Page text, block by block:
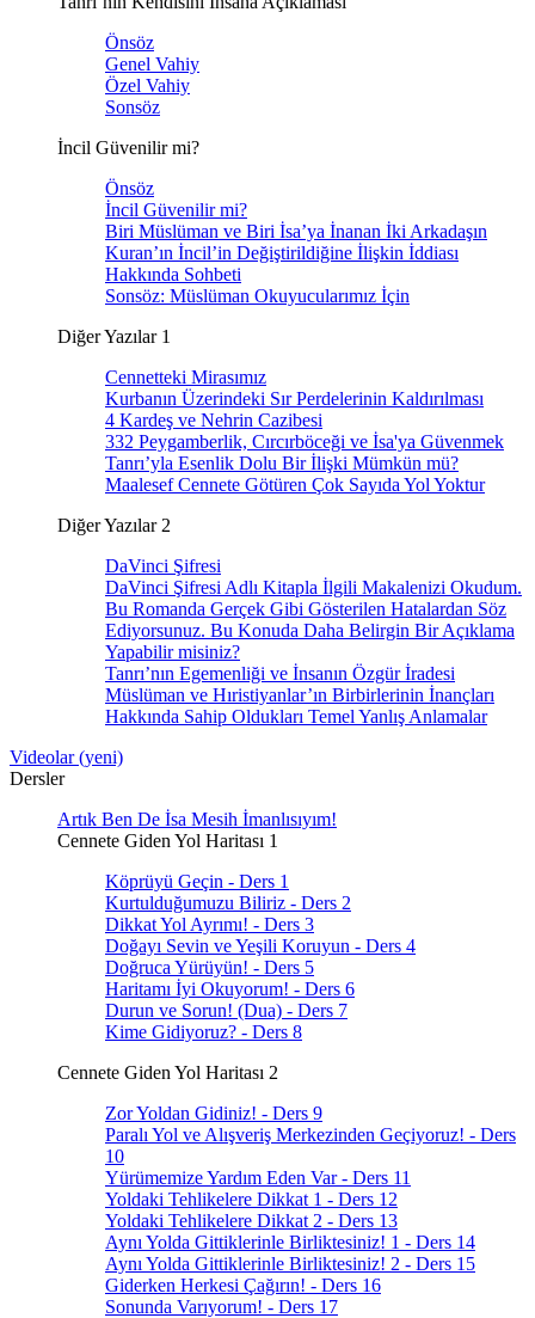
Önsöz
Genel Vahiy
Özel Vahiy
Sonsöz
İncil Güvenilir mi?
Önsöz
İncil Güvenilir mi?
Biri Müslüman ve Biri İsa’ya İnanan İki Arkadaşın
Kuran’ın İncil’in Değiştirildiğine İlişkin İddiası
Hakkında Sohbeti
Sonsöz: Müslüman Okuyucularımız İçin
Diğer Yazılar 1
Cennetteki Mirasımız
Kurbanın Üzerindeki Sır Perdelerinin Kaldırılması
4 Kardeş ve Nehrin Cazibesi
332 Peygamberlik, Cırcırböceği ve İsa'ya Güvenmek
Tanrı’yla Esenlik Dolu Bir İlişki Mümkün mü?
Maalesef Cennete Götüren Çok Sayıda Yol Yoktur
Diğer Yazılar 2
DaVinci Şifresi
DaVinci Şifresi Adlı Kitapla İlgili Makalenizi Okudum.
Bu Romanda Gerçek Gibi Gösterilen Hatalardan Söz
Ediyorsunuz. Bu Konuda Daha Belirgin Bir Açıklama
Yapabilir misiniz?
Tanrı’nın Egemenliği ve İnsanın Özgür İradesi
Müslüman ve Hıristiyanlar’ın Birbirlerinin İnançları
Hakkında Sahip Oldukları Temel Yanlış Anlamalar
Videolar (yeni)
Dersler
Artık Ben De İsa Mesih İmanlısıyım!
Cennete Giden Yol Haritası 1
Köprüyü Geçin - Ders 1
Kurtulduğumuzu Biliriz - Ders 2
Dikkat Yol Ayrımı! - Ders 3
Doğayı Sevin ve Yeşili Koruyun - Ders 4
Doğruca Yürüyün! - Ders 5
Haritamı İyi Okuyorum! - Ders 6
Durun ve Sorun! (Dua) - Ders 7
Kime Gidiyoruz? - Ders 8
Cennete Giden Yol Haritası 2
Zor Yoldan Gidiniz! - Ders 9
Paralı Yol ve Alışveriş Merkezinden Geçiyoruz! - Ders
10
Yürümemize Yardım Eden Var - Ders 11
Yoldaki Tehlikelere Dikkat 1 - Ders 12
Yoldaki Tehlikelere Dikkat 2 - Ders 13
Aynı Yolda Gittiklerinle Birliktesiniz! 1 - Ders 14
Aynı Yolda Gittiklerinle Birliktesiniz! 2 - Ders 15
Giderken Herkesi Çağırın! - Ders 16
Sonunda Varıyorum! - Ders 17